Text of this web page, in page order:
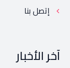
إتصل بنا
آخر الأخبار